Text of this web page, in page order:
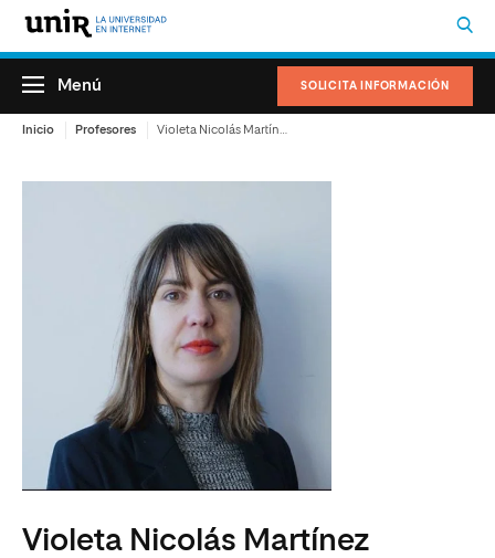
SOLICITA INFORMACIÓN
Menú
Inicio Profesores
Violeta Nicolás Martínez